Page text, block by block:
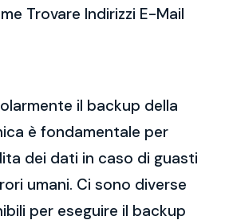
Trovare Indirizzi E-Mail
il backup della
è fondamentale per
dei dati in caso di guasti
umani. Ci sono diverse
per eseguire il backup